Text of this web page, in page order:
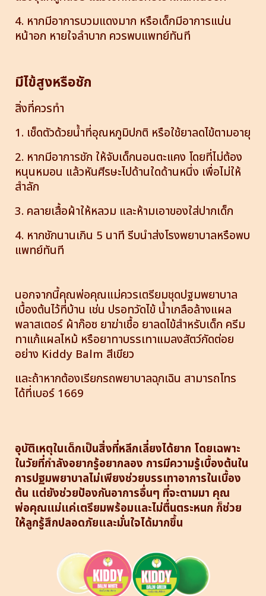
4. หากมีอาการบวมแดงมาก หรือเด็กมีอาการแน่น
หน้าอก หายใจลำบาก ควรพบแพทย์ทันที
มีไข้สูงหรือชัก
สิ่งที่ควรทำ
1. เช็ดตัวด้วยน้ำที่อุณหภูมิปกติ หรือใช้ยาลดไข้ตามอายุ
2. หากมีอาการชัก ให้จับเด็กนอนตะแคง โดยที่ไม่ต้อง
หนุนหมอน แล้วหันศีรษะไปด้านใดด้านหนึ่ง เพื่อไม่ให้
สำลัก
3. คลายเสื้อผ้าให้หลวม และห้ามเอาของใส่ปากเด็ก
4. หากชักนานเกิน 5 นาที รีบนำส่งโรงพยาบาลหรือพบ
แพทย์ทันที
นอกจากนี้คุณพ่อคุณแม่ควรเตรียมชุดปฐมพยาบาล
เบื้องต้นไว้ที่บ้าน เช่น ปรอทวัดไข้ น้ำเกลือล้างแผล
พลาสเตอร์ ผ้าก๊อซ ยาฆ่าเชื้อ ยาลดไข้สำหรับเด็ก ครีม
ทาแก้แผลไหม้ หรือยาทาบรรเทาแมลงสัตว์กัดต่อย
อย่าง Kiddy Balm สีเขียว
และถ้าหากต้องเรียกรถพยาบาลฉุกเฉิน สามารถโทร
ได้ที่เบอร์ 1669
อุบัติเหตุในเด็กเป็นสิ่งที่หลีกเลี่ยงได้ยาก โดยเฉพาะ
ในวัยที่กำลังอยากรู้อยากลอง การมีความรู้เบื้องต้นใน
การปฐมพยาบาลไม่เพียงช่วยบรรเทาอาการในเบื้อง
ต้น แต่ยังช่วยป้องกันอาการอื่นๆ ที่จะตามมา คุณ
พ่อคุณแม่แค่เตรียมพร้อมและไม่ตื่นตระหนก ก็ช่วย
ให้ลูกรู้สึกปลอดภัยและมั่นใจได้มากขึ้น